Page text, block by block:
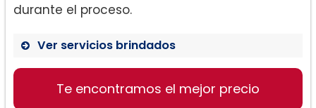
durante el proceso.
Ver servicios brindados
Pensión alimenticia.A
Te encontramos el mejor precio